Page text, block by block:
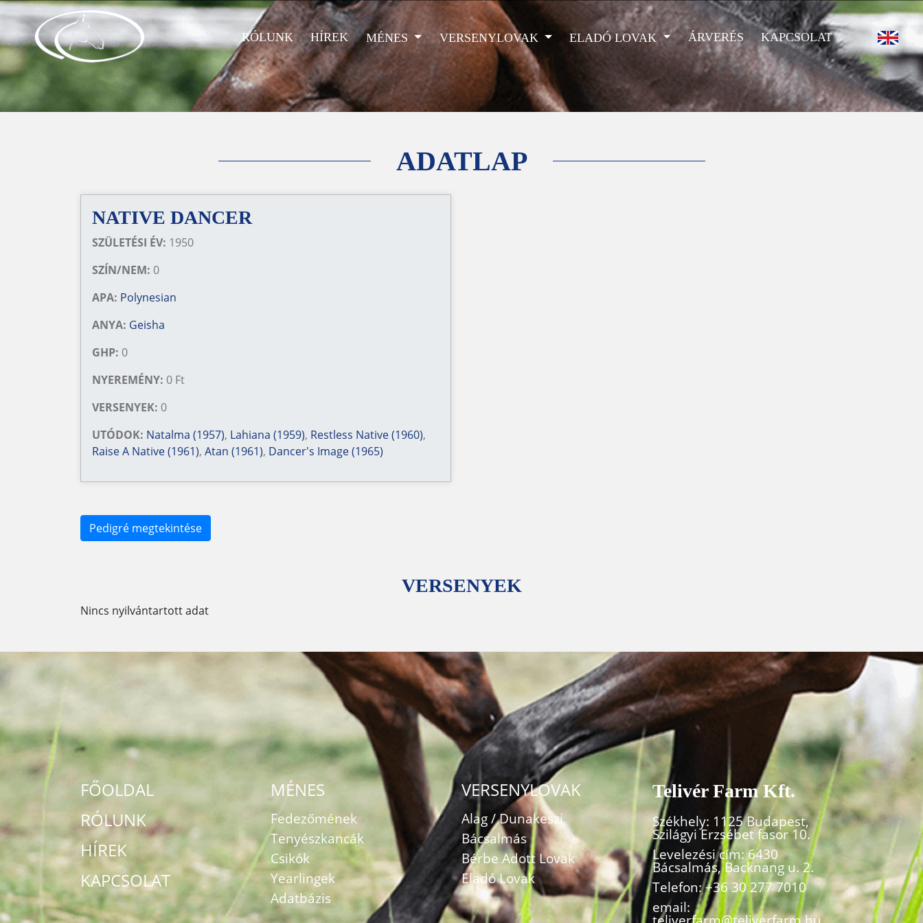
RÓLUNK HÍREK MÉNES VERSENYLOVAK ELADÓ LOVAK ÁRVERÉS KAPCSOLAT
ADATLAP
NATIVE DANCER
SZÜLETÉSI ÉV: 1950
SZÍN/NEM: 0
APA: Polynesian
ANYA: Geisha
GHP: 0
NYEREMÉNY: 0 Ft
VERSENYEK: 0
UTÓDOK: Natalma (1957), Lahiana (1959), Restless Native (1960),
Raise A Native (1961), Atan (1961), Dancer's Image (1965)
Pedigré megtekintése
VERSENYEK
Nincs nyilvántartott adat
FŐOLDAL
RÓLUNK
HÍREK
KAPCSOLAT
MÉNES
Fedezőmének
Tenyészkancák
Csikók
Yearlingek
Adatbázis
VERSENYLOVAK
Alag / Dunakeszi
Bácsalmás
Bérbe Adott Lovak
Eladó Lovak
Telivér Farm Kft.
Székhely: 1125 Budapest,
Szilágyi Erzsébet fasor 10.
Levelezési cím: 6430
Bácsalmás, Backnang u. 2.
Telefon:+36 30 277 7010
email: